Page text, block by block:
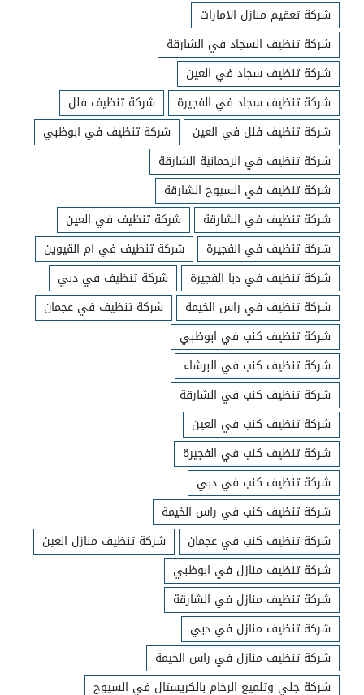
شركة تعقيم منازل الامارات
شركة تنظيف السجاد في الشارقة
شركة تنظيف سجاد في العين
شركة تنظيف سجاد في الفجيرة
شركة تنظيف فلل
شركة تنظيف فلل في العين
شركة تنظيف في ابوظبي
شركة تنظيف في الرحمانية الشارقة
شركة تنظيف في السيوح الشارقة
شركة تنظيف في الشارقة
شركة تنظيف في العين
شركة تنظيف في الفجيرة
شركة تنظيف في ام القيوين
شركة تنظيف في دبا الفجيرة
شركة تنظيف في دبي
شركة تنظيف في راس الخيمة
شركة تنظيف في عجمان
شركة تنظيف كنب في ابوظبي
شركة تنظيف كنب في البرشاء
شركة تنظيف كنب في الشارقة
شركة تنظيف كنب في العين
شركة تنظيف كنب في الفجيرة
شركة تنظيف كنب في دبي
شركة تنظيف كنب في راس الخيمة
شركة تنظيف كنب في عجمان
شركة تنظيف منازل العين
شركة تنظيف منازل في ابوظبي
شركة تنظيف منازل في الشارقة
شركة تنظيف منازل في دبي
شركة تنظيف منازل في راس الخيمة
شركة جلي وتلميع الرخام بالكريستال في السيوح